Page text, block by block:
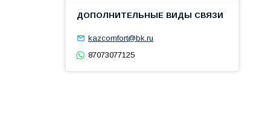
kazcomfort@bk.ru
87073077125